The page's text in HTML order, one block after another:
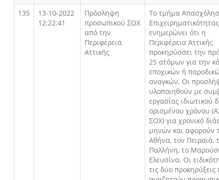
135
13-10-2022
12:22:41
Πρόσληψη
προσωπικού ΣΟΧ
από την
Περιφέρεια
Αττικής
Το τμήμα
ενημερώνει ότι η
Περιφέρεια Αττικής
προκηρύσσει την
25 ατόμων για την
εποχικών ή
αναγκών. Οι
υλοποιηθούν με
εργασίας ιδιωτικού
ορισμένου χρόνου
ΣΟΧ) για χρονικό
μηνών και αφορούν
Αθήνα, τον Πειραιά,
Παλλήνη, το
Ελευσίνα. Οι
τις δύο προκηρύξεις